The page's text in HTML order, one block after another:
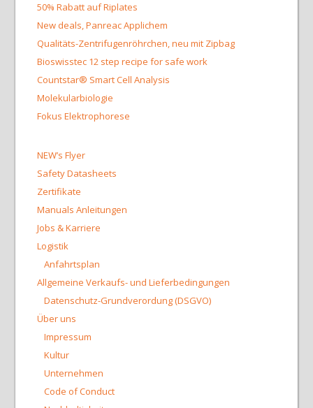
50% Rabatt auf Riplates
New deals, Panreac Applichem
Qualitäts-Zentrifugenröhrchen, neu mit Zipbag
Bioswisstec 12 step recipe for safe work
Countstar® Smart Cell Analysis
Molekularbiologie
Fokus Elektrophorese
NEW’s Flyer
Safety Datasheets
Zertifikate
Manuals Anleitungen
Jobs & Karriere
Logistik
Anfahrtsplan
Allgemeine Verkaufs- und Lieferbedingungen
Datenschutz-Grundverordung (DSGVO)
Über uns
Impressum
Kultur
Unternehmen
Code of Conduct